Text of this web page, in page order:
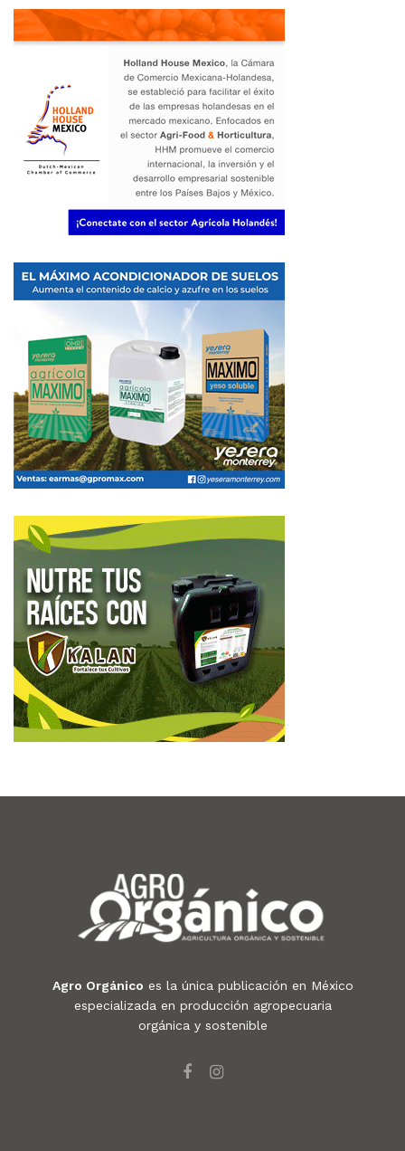
Agro Orgánico es la única publicación en México
especializada en producción agropecuaria
orgánica y sostenible